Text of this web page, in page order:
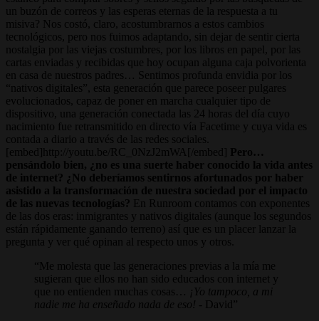
un buzón de correos y las esperas eternas de la respuesta a tu
misiva? Nos costó, claro, acostumbrarnos a estos cambios
tecnológicos, pero nos fuimos adaptando, sin dejar de sentir cierta
nostalgia por las viejas costumbres, por los libros en papel, por las
cartas enviadas y recibidas que hoy ocupan alguna caja polvorienta
en casa de nuestros padres… Sentimos profunda envidia por los
“nativos digitales”, esta generación que parece poseer pulgares
evolucionados, capaz de poner en marcha cualquier tipo de
dispositivo, una generación conectada las 24 horas del día cuyo
nacimiento fue retransmitido en directo vía Facetime y cuya vida es
contada a diario a través de las redes sociales.
[embed]http://youtu.be/RC_0NzJ2mWA[/embed] Pero…
pensándolo bien, ¿no es una suerte haber conocido la vida antes
de internet? ¿No deberíamos sentirnos afortunados por haber
asistido a la transformación de nuestra sociedad por el impacto
de las nuevas tecnologías? En Runroom contamos con exponentes
de las dos eras: inmigrantes y nativos digitales (aunque los segundos
están rápidamente ganando terreno) así que es un placer lanzar la
pregunta y ver qué opinan al respecto unos y otros.
Me molesta que las generaciones previas a la mía me
sugieran que ellos no han sido educados con internet y
que no entienden muchas cosas… ¡Yo tampoco, a mi
nadie me ha enseñado nada de eso! - David